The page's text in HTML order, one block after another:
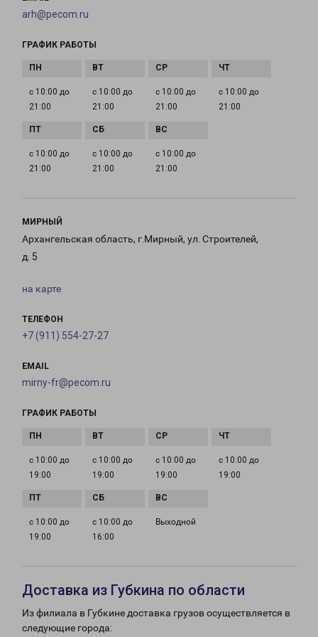
arh@pecom.ru
ГРАФИК РАБОТЫ
с 10:00 до
21:00
с 10:00 до
21:00
с 10:00 до
21:00
с 10:00 до
21:00
с 10:00 до
21:00
с 10:00 до
21:00
с 10:00 до
21:00
МИРНЫЙ
Архангельская область, г.Мирный, ул. Строителей,
д. 5
на карте
ТЕЛЕФОН
+7 (911) 554-27-27
EMAIL
mirny-fr@pecom.ru
ГРАФИК РАБОТЫ
с 10:00 до
19:00
с 10:00 до
19:00
с 10:00 до
19:00
с 10:00 до
19:00
с 10:00 до
19:00
с 10:00 до
16:00
Выходной
Доставка из Губкина по области
Из филиала в Губкине доставка грузов осуществляется в
следующие города: